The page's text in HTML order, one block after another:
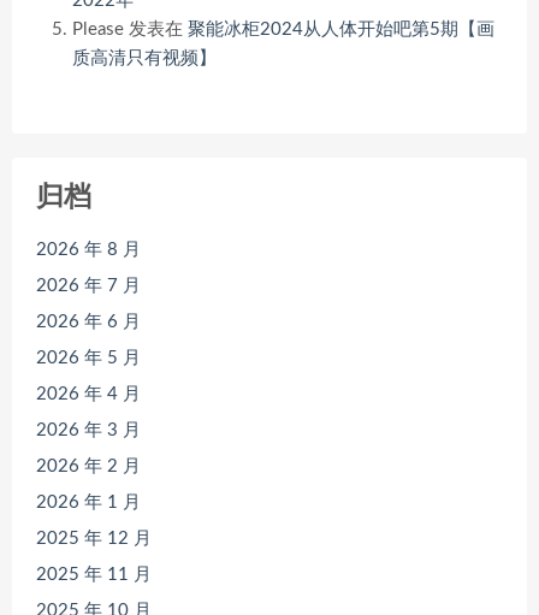
Please 发表在 聚能冰柜2024从人体开始吧第5期【画
质高清只有视频】
归档
2026 年 8 月
2026 年 7 月
2026 年 6 月
2026 年 5 月
2026 年 4 月
2026 年 3 月
2026 年 2 月
2026 年 1 月
2025 年 12 月
2025 年 11 月
2025 年 10 月